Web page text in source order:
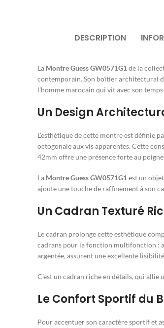
DESCRIPTION
La Montre Guess GW0571G1de la
contemporain. Son boîtier architectural
l’homme marocain qui vit avec son
Un Design
L’esthétique de cette montre est définie
octogonale aux vis apparentes. Cette
42mm offre une présence forte au
La Montre Guess GW0571G1est un
ajoute une touche de raffinement à son
Un Cadran Texturé
Le cadran prolonge cette esthétique
cadrans pour la fonction multifonction :
argentée, assurent une excellente
C’est un cadran riche en détails, qui
Le Confort Sportif du
Pour accentuer son caractère sportif et